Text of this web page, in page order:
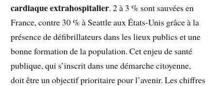
cardiaque extrahospitalier. 2 à 3 % sont sauvées en
France, contre 30 % à Seattle aux États-Unis grâce à la
présence de défibrillateurs dans les lieux publics et une
bonne formation de la population. Cet enjeu de santé
publique, qui s’inscrit dans une démarche citoyenne,
doit être un objectif prioritaire pour l’avenir. Les chiffres